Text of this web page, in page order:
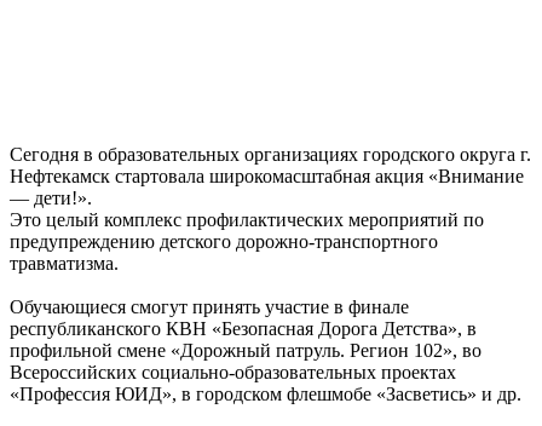
Сегодня в образовательных организациях городского округа г.
Нефтекамск стартовала широкомасштабная акция «Внимание
— дети!».
Это целый комплекс профилактических мероприятий по
предупреждению детского дорожно-транспортного
травматизма.
Обучающиеся смогут принять участие в финале
республиканского КВН «Безопасная Дорога Детства», в
профильной смене «Дорожный патруль. Регион 102», во
Всероссийских социально-образовательных проектах
«Профессия ЮИД», в городском флешмобе «Засветись» и др.